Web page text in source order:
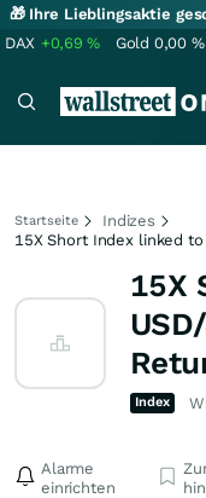
🎁 Ihre Lieblingsaktie
DAX +0,69% Gold 0,00 %
Startseite
Indizes
15X Short Index linked to
15X
Index
Alarme
einrichten